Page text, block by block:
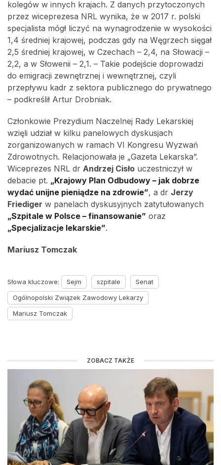
kolegów w innych krajach. Z danych przytoczonych
przez wiceprezesa NRL wynika, że w 2017 r. polski
specjalista mógł liczyć na wynagrodzenie w wysokości
1,4 średniej krajowej, podczas gdy na Węgrzech sięgał
2,5 średniej krajowej, w Czechach – 2,4, na Słowacji –
2,2, a w Słowenii – 2,1. – Takie podejście doprowadzi
do emigracji zewnętrznej i wewnętrznej, czyli
przepływu kadr z sektora publicznego do prywatnego
– podkreślił Artur Drobniak.
Członkowie Prezydium Naczelnej Rady Lekarskiej
wzięli udział w kilku panelowych dyskusjach
zorganizowanych w ramach VI Kongresu Wyzwań
Zdrowotnych. Relacjonowała je „Gazeta Lekarska”.
Wiceprezes NRL dr Andrzej Cisło uczestniczył w
debacie pt. „Krajowy Plan Odbudowy – jak dobrze
wydać unijne pieniądze na zdrowie”, a dr Jerzy
Friediger w panelach dyskusyjnych zatytułowanych
„Szpitale w Polsce – finansowanie” oraz
„Specjalizacje lekarskie”.
Mariusz Tomczak
Słowa kluczowe: Sejm szpitale
Senat
Ogólnopolski Związek Zawodowy Lekarzy
Mariusz Tomczak
ZOBACZ TAKŻE